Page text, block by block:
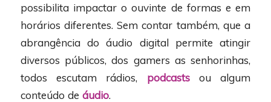
possibilita impactar o ouvinte de formas e em
horários diferentes. Sem contar também, que a
abrangência do áudio digital permite atingir
diversos públicos, dos gamers as senhorinhas,
todos escutam rádios, podcastsou algum
conteúdo de áudio.